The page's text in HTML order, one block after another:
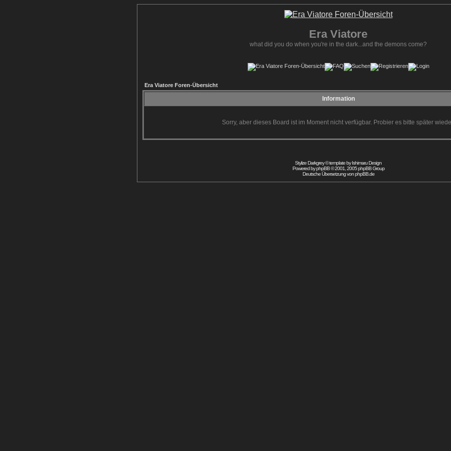
Era Viatore
what did you do when you're in the dark...and the demons come?
Era Viatore Foren-Übersicht
Information
Sorry, aber dieses Board ist im Moment nicht verfügbar. Probier es bitte später
Stylize Darkgrey © template byIshimaru Design
Powered byphpBB© 2001, 2005 phpBB Group
Deutsche Übersetzung vonphpBB.de